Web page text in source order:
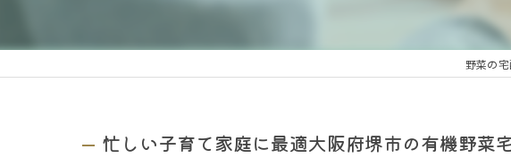
野菜の
忙しい子育て家庭に最適大阪府堺市の有機野菜